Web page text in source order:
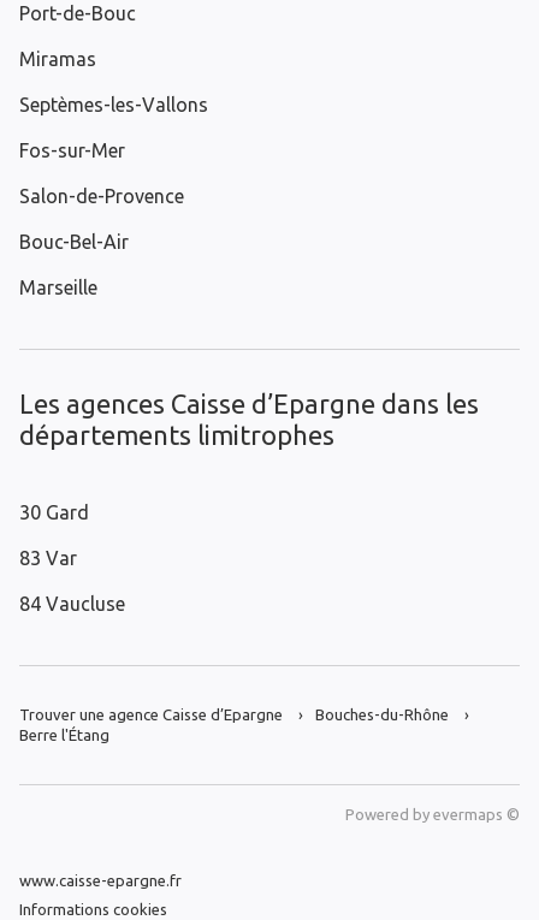
Port-de-Bouc
Miramas
Septèmes-les-Vallons
Fos-sur-Mer
Salon-de-Provence
Bouc-Bel-Air
Marseille
Les agences Caisse d’Epargne dans les
départements limitrophes
30 Gard
83 Var
84 Vaucluse
Trouver une agence Caisse d’Epargne
Bouches-du-Rhône
Berre l'Étang
Powered by evermaps ©
www.caisse-epargne.fr
Informations cookies